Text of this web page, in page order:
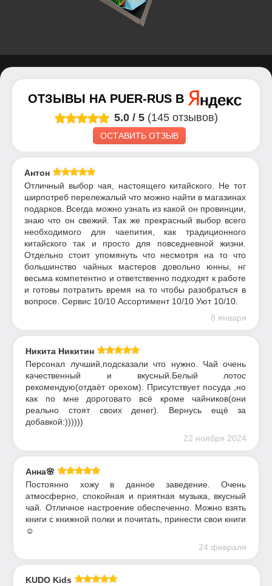
ОТЗЫВЫ НА PUER-RUSВ
5.0 / 5 (145 отзывов)
ОСТАВИТЬ ОТЗЫВ
Антон
Отличный выбор чая, настоящего китайского. Не тот
ширпотреб перележалый что можно найти в магазинах
подарков. Всегда можно узнать из какой он провинции,
знаю что он свежий. Так же прекрасный выбор всего
необходимого для чаепития, как традиционного
китайского так и просто для повседневной жизни.
Отдельно стоит упомянуть что несмотря на то что
большинство чайных мастеров довольно юнны, нг
весьма компетентно и ответственно подходят к работе
и готовы потратить время на то чтобы разобраться в
вопросе. Сервис 10/10 Ассортимент 10/10 Уют 10/10.
8 января
Никита Никитин
Персонал лучший,подсказали что нужно. Чай очень
качественный и вкусный.Белый лотос
рекомендую(отдаёт орехом). Присутствует посуда ,но
как по мне дороговато всё кроме чайников(они
реально стоят своих денег). Вернусь ещё за
добавкой:))))))
22 ноября 2024
Анна🌸
Постоянно хожу в данное заведение. Очень
атмосферно, спокойная и приятная музыка, вкусный
чай. Отличное настроение обеспеченно. Можно взять
книги с книжной полки и почитать, принести свои книги
☺️
24 февраля
KUDO Kids